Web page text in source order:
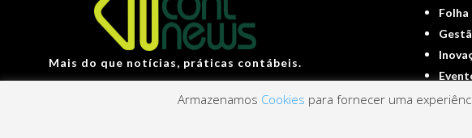
Mais do que notícias, práticas contábeis.
Folha
Portal ContNews ©
Armazenamos Cookies para fornecer uma